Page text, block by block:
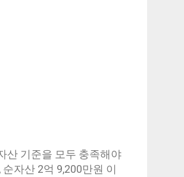
산 기준을 모두 충족해야
자산 2억 9,200만원 이